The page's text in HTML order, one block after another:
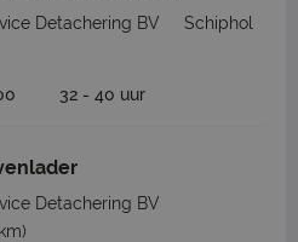
Detachering BV
Schiphol
32 - 40 uur
Detachering BV